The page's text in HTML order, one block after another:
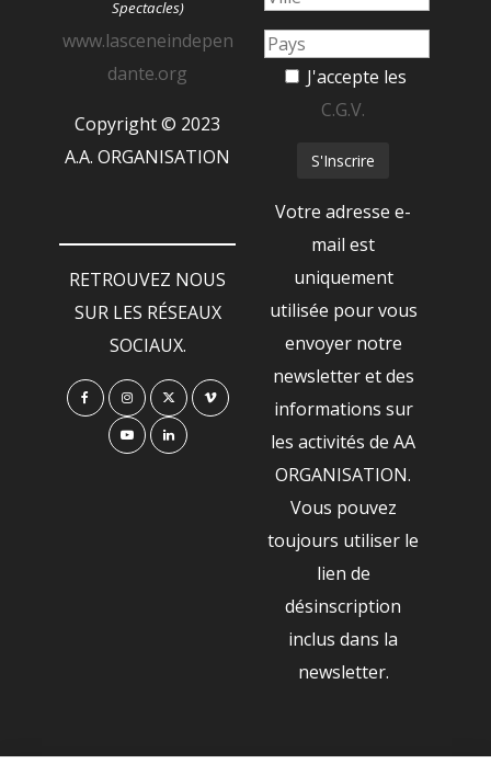
Spectacles)
www.lasceneindepen
dante.org
Copyright © 2023
A.A. ORGANISATION
RETROUVEZ NOUS
SUR LES RÉSEAUX
SOCIAUX.
J'accepte les
C.G.V.
Votre adresse e-
mail est
uniquement
utilisée pour vous
envoyer notre
newsletter et des
informations sur
les activités de AA
ORGANISATION.
Vous pouvez
toujours utiliser le
lien de
désinscription
inclus dans la
newsletter.